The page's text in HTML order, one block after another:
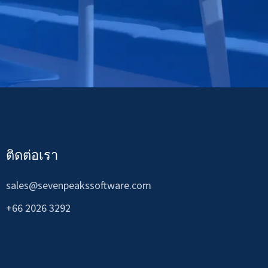
ติดต่อเรา
sales@sevenpeakssoftware.com
+66 2026 3292